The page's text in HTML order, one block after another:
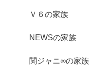
Ｖ６の家族
NEWSの家族
関ジャニ∞の家族